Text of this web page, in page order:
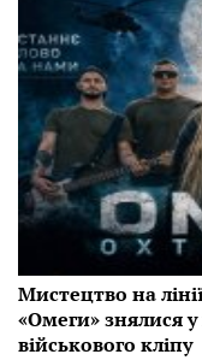
Мистецтво на
«Омеги» знялися
військового кліпу